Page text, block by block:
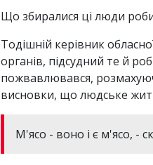
Що збиралися ці люди
Тодішній керівник
органів, підсудний те й
пожвавлювався,
висновки, що людське
М'ясо - воно і є м'ясо, -